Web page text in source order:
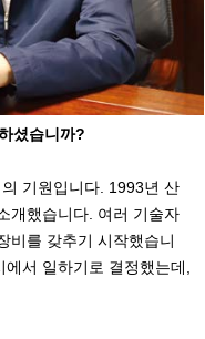
셨습니까?
기원입니다. 1993년 산
개했습니다. 여러 기술자
비를 갖추기 시작했습니
서 일하기로 결정했는데,